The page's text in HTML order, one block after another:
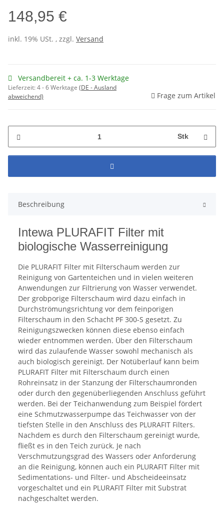
148,95 €
inkl. 19% USt. , zzgl. Versand
Versandbereit + ca. 1-3 Werktage
Lieferzeit:4 - 6 Werktage (DE - Ausland
abweichend)
Frage zum Artikel
Stk
Beschreibung
Intewa PLURAFIT Filter mit
biologische Wasserreinigung
Die PLURAFIT Filter mit Filterschaum werden zur
Reinigung von Gartenteichen und in vielen weiteren
Anwendungen zur Filtrierung von Wasser verwendet.
Der grobporige Filterschaum wird dazu einfach in
Durchströmungsrichtung vor dem feinporigen
Filterschaum in den Schacht PF 300-S gesetzt. Zu
Reinigungszwecken können diese ebenso einfach
wieder entnommen werden. Über den Filterschaum
wird das zulaufende Wasser sowohl mechanisch als
auch biologisch gereinigt. Der Notüberlauf kann beim
PLURAFIT Filter mit Filterschaum durch einen
Rohreinsatz in der Stanzung der Filterschaumronden
oder durch den gegenüberliegenden Anschluss geführt
werden. Bei der Teichanwendung zum Beispiel fördert
eine Schmutzwasserpumpe das Teichwasser von der
tiefsten Stelle in den Anschluss des PLURAFIT Filters.
Nachdem es durch den Filterschaum gereinigt wurde,
fließt es in den Teich zurück. Je nach
Verschmutzungsgrad des Wassers oder Anforderung
an die Reinigung, können auch ein PLURAFIT Filter mit
Sedimentations- und Filter- und Abscheideeinsatz
vorgeschaltet und ein PLURAFIT Filter mit Substrat
nachgeschaltet werden.